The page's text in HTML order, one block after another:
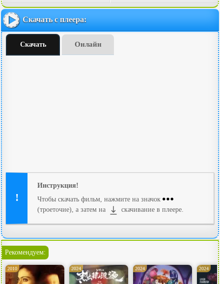
Скачать с плеера:
Скачать Онлайн
Инструкция!
Чтобы скачать фильм, нажмите на значок
(троеточие), а затем на
скачивание в плеере.
Рекомендуем:
2010 2024 2024 2024